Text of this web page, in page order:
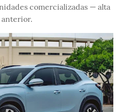
comercializadas — alta
anterior.